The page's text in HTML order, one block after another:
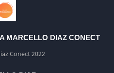
MARCELLO DIAZ CONECT
Conect 2022 ®